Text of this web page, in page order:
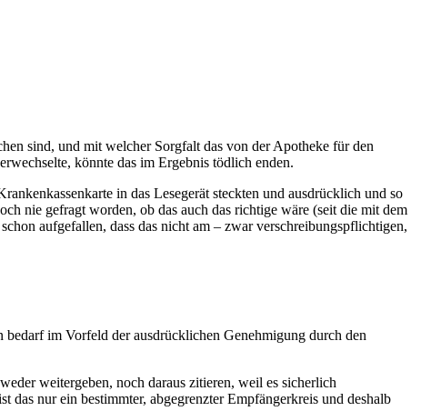
sind, und mit welcher Sorgfalt das von der Apotheke für den
könnte das im Ergebnis tödlich enden.
in das Lesegerät steckten und ausdrücklich und so
nie gefragt worden, ob das auch das richtige wäre (seit die mit dem
aufgefallen, dass das nicht am – zwar verschreibungspflichtigen,
im Vorfeld der ausdrücklichen Genehmigung durch den
weitergeben, noch daraus zitieren, weil es sicherlich
nur ein bestimmter, abgegrenzter Empfängerkreis und deshalb